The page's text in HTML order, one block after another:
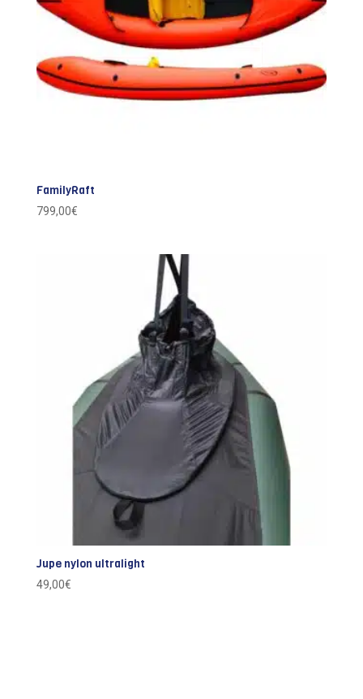
FamilyRaft
799,00€
Jupe nylon ultralight
49,00€